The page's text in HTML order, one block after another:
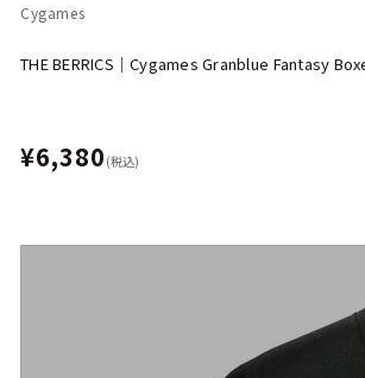
Cygames
THE BERRICS｜Cygames Granblue Fantasy
¥6,380 (税込)